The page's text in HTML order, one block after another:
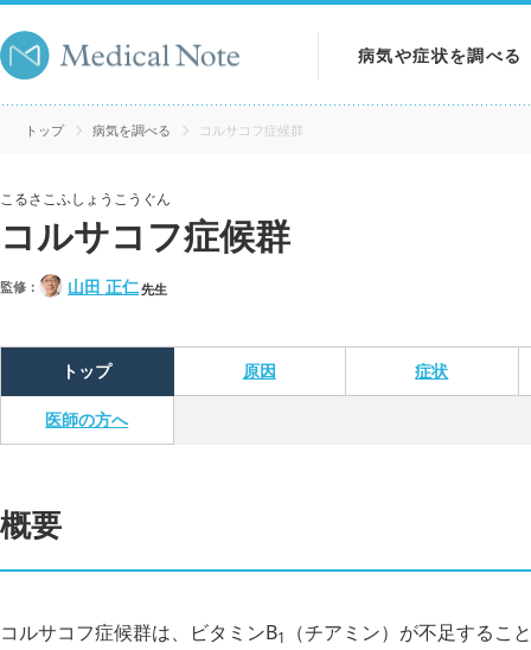
病気や症状を調べる
病気を調べる
トップ 病気を調べる コルサコフ症候群
こるさこふしょうこうぐん
コルサコフ症候群
監修： 山田 正仁先生
トップ 原因 症状
医師の方へ
概要
コルサコフ症候群は、ビタミンB1
（チアミン）が不足するこ